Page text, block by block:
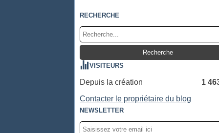
RECHERCHE
VISITEURS
Depuis la création
1
Contacter le propriétaire du blog
NEWSLETTER